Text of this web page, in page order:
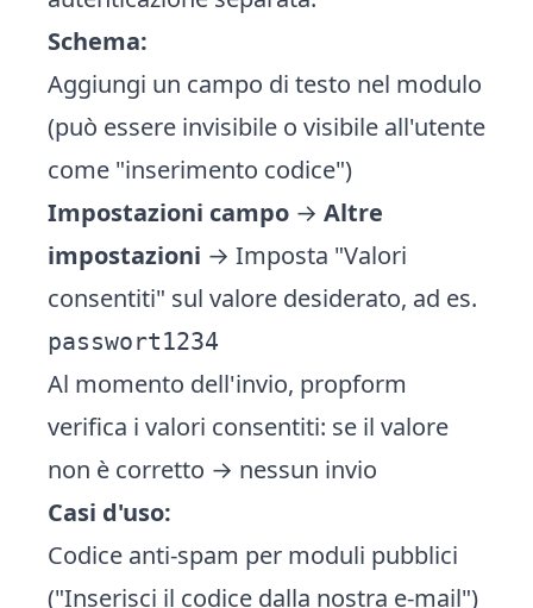
Schema:
Aggiungi un campo di testo nel modulo
(può essere invisibile o visibile all'utente
come "inserimento codice")
Impostazioni campo → Altre
impostazioni → Imposta "Valori
consentiti" sul valore desiderato, ad es.
passwort1234
Al momento dell'invio, propform
verifica i valori consentiti: se il valore
non è corretto → nessun invio
Casi d'uso:
Codice anti-spam per moduli pubblici
("Inserisci il codice dalla nostra e-mail")